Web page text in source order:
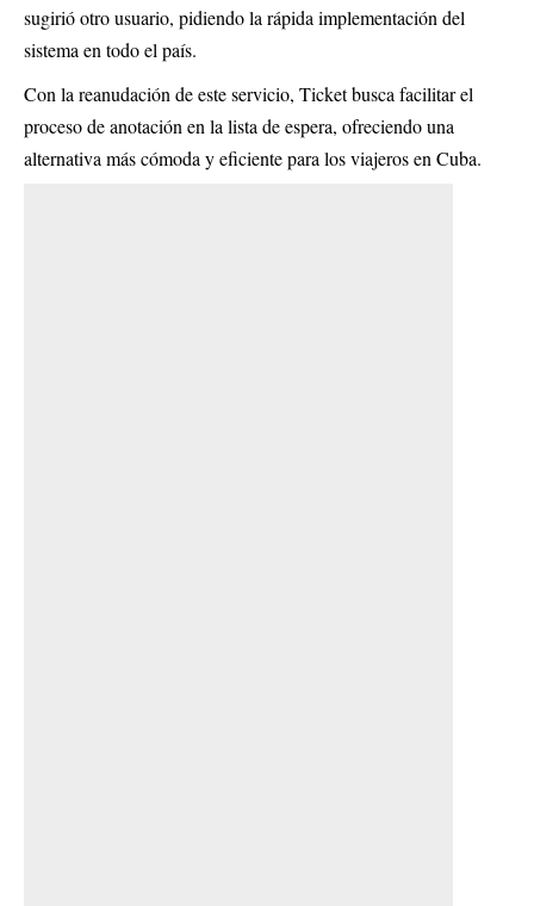
sugirió otro usuario, pidiendo la rápida implementación del
sistema en todo el país.
Con la reanudación de este servicio, Ticket busca facilitar el
proceso de anotación en la lista de espera, ofreciendo una
alternativa más cómoda y eficiente para los viajeros en Cuba.